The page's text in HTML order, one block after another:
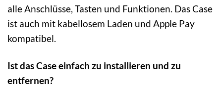
alle Anschlüsse, Tasten und Funktionen. Das Case
ist auch mit kabellosem Laden und Apple Pay
kompatibel.
Ist das Case einfach zu installieren und zu
entfernen?